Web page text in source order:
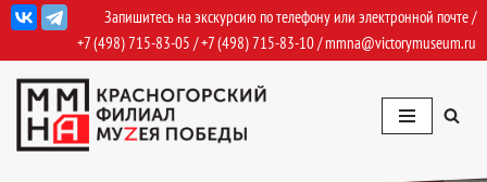
Перейти
к
содержимому
Запишитесь на экскурсию по телефону или электронной почте /
+7 (498) 715-83-05 /+7 (498) 715-83-10/mmna@victorymuseum.ru